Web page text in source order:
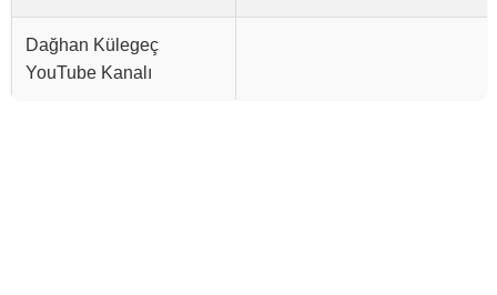
Dağhan Külegeç
YouTube Kanalı